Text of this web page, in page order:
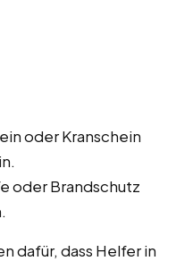
oder Kranschein
oder Brandschutz
dafür, dass Helfer in